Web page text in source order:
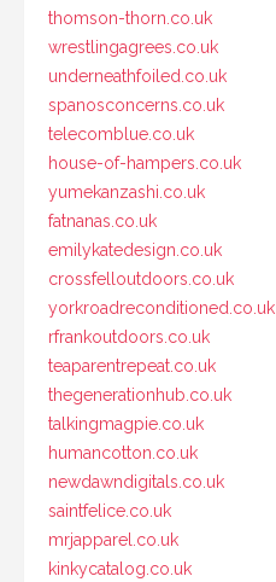
thomson-thorn.co.uk
wrestlingagrees.co.uk
underneathfoiled.co.uk
spanosconcerns.co.uk
telecomblue.co.uk
house-of-hampers.co.uk
yumekanzashi.co.uk
fatnanas.co.uk
emilykatedesign.co.uk
crossfelloutdoors.co.uk
yorkroadreconditioned.co.uk
rfrankoutdoors.co.uk
teaparentrepeat.co.uk
thegenerationhub.co.uk
talkingmagpie.co.uk
humancotton.co.uk
newdawndigitals.co.uk
saintfelice.co.uk
mrjapparel.co.uk
kinkycatalog.co.uk